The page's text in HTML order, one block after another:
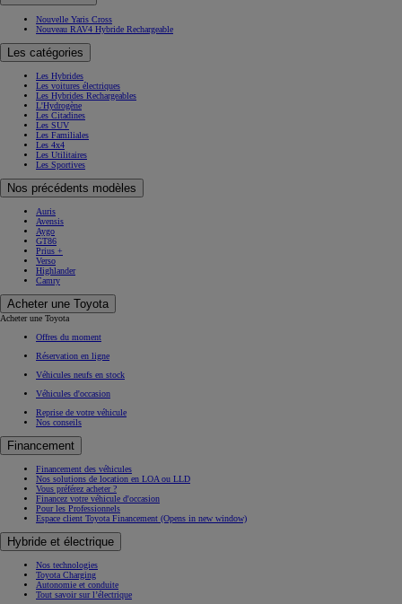
Nouvelle Yaris Cross
Nouveau RAV4 Hybride Rechargeable
Les catégories
Les Hybrides
Les voitures électriques
Les Hybrides Rechargeables
L'Hydrogène
Les Citadines
Les SUV
Les Familiales
Les 4x4
Les Utilitaires
Les Sportives
Nos précédents modèles
Auris
Avensis
Aygo
GT86
Prius +
Verso
Highlander
Camry
Acheter une Toyota
Acheter une Toyota
Offres du moment
Réservation en ligne
Véhicules neufs en stock
Véhicules d'occasion
Reprise de votre véhicule
Nos conseils
Financement
Financement des véhicules
Nos solutions de location en LOA ou LLD
Vous préférez acheter ?
Financez votre véhicule d'occasion
Pour les Professionnels
Espace client Toyota Financement (Opens in new window)
Hybride et électrique
Nos technologies
Toyota Charging
Autonomie et conduite
Tout savoir sur l’électrique